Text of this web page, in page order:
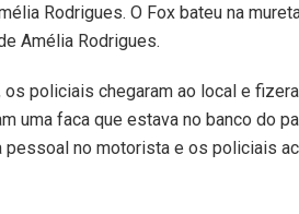
Rodrigues. O Fox bateu na
Amélia Rodrigues.
policiais chegaram ao local e
uma faca que estava no banco do
no motorista e os policiais